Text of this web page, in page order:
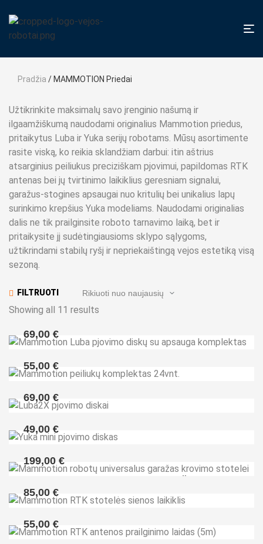
Pradžia / MAMMOTION Priedai
Užtikrinkite maksimalų savo įrenginio našumą ir
ilgaamžiškumą naudodami originalius Mammotion priedus,
pritaikytus Luba ir Yuka serijų robotams. Mūsų asortimente
rasite viską, ko reikia sklandžiam darbui: itin aštrius
atsarginius peiliukus preciziškam pjovimui, papildomas RTK
antenas bei jų tvirtinimo laikiklius geresniam signalui,
garažus-stogines apsaugai nuo kritulių bei unikalius lapų
surinkimo krepšius Yuka modeliams. Naudodami originalias
dalis ne tik prailginsite roboto tarnavimo laiką, bet ir
pritaikysite jį sudėtingiausioms sklypo sąlygoms,
užtikrindami stabilų ryšį ir nepriekaištingą vejos estetiką visą
sezoną.
FILTRUOTI
Showing all 11 results
komplektas
69,00 €
55,00 €
69,00 €
49,00 €
stotelei
199,00 €
85,00 €
55,00 €